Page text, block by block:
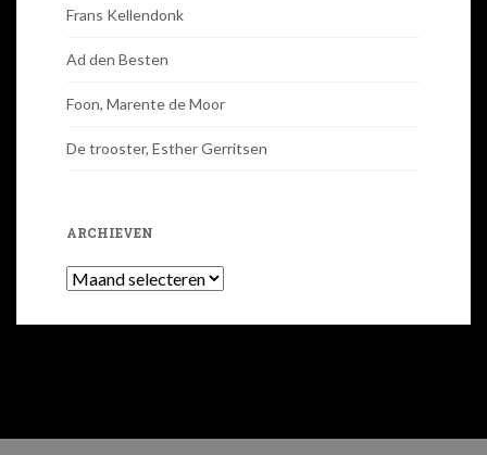
Frans Kellendonk
Ad den Besten
Foon, Marente de Moor
De trooster, Esther Gerritsen
ARCHIEVEN
Archieven